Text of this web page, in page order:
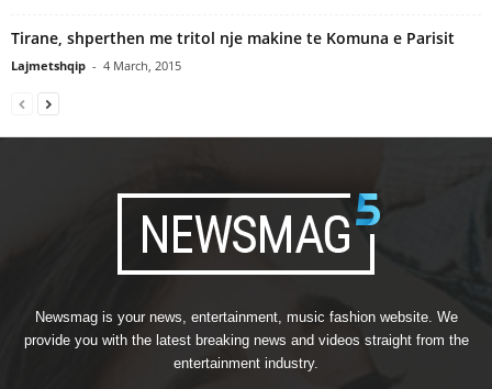
Tirane, shperthen me tritol nje makine te Komuna e Parisit
Lajmetshqip - 4 March, 2015
Newsmag is your news, entertainment, music fashion website. We
provide you with the latest breaking news and videos straight from the
entertainment industry.